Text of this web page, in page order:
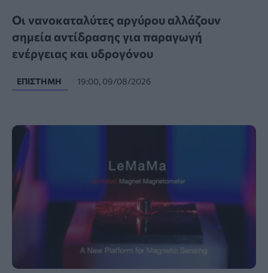
Οι νανοκαταλύτες αργύρου αλλάζουν
σημεία αντίδρασης για παραγωγή
ενέργειας και υδρογόνου
ΕΠΙΣΤΉΜΗ 19:00, 09/08/2026